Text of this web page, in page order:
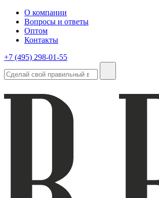
О компании
Вопросы и ответы
Оптом
Контакты
+7 (495) 298-01-55